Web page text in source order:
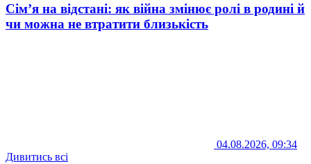
Сім’я на відстані: як війна змінює ролі в родині й
чи можна не втратити близькість
04.08.2026, 09:34
Дивитись всі